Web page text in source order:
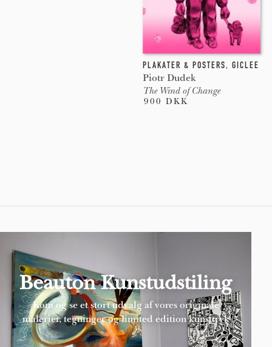
PLAKATER & POSTERS, GICLEE
Piotr Dudek
The Wind of Change
900 DKK
Beauton Kunstudstiling
Kom og se et stort udvalg af vores originale
malerier, tegninger og limited edition kunsttryk